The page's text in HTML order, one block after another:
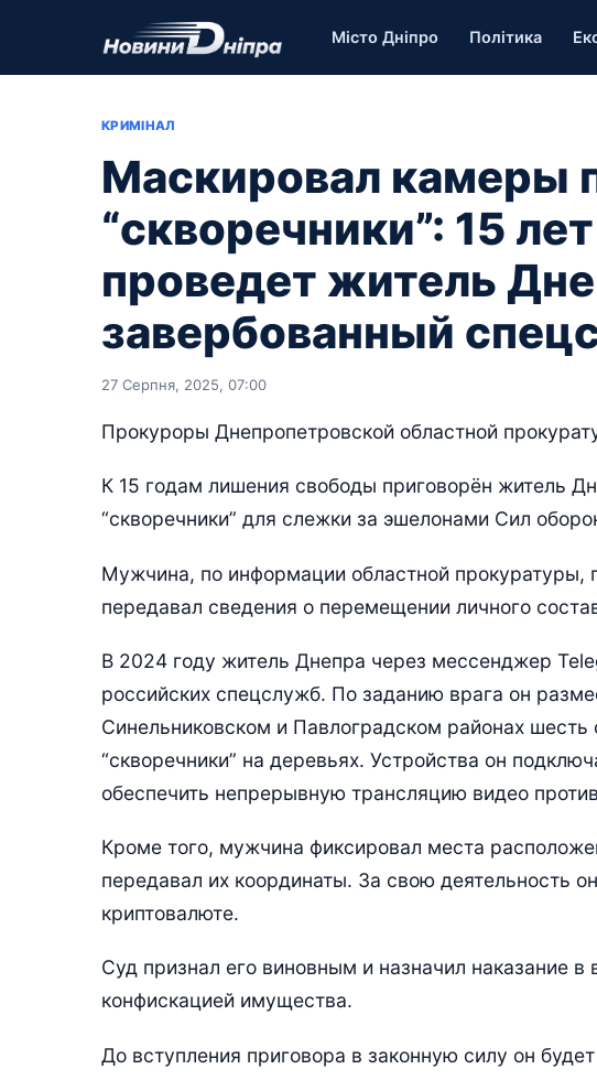
Місто Дніпро Політика
КРИМІНАЛ
Маскировал камеры
“скворечники”: 15
проведет житель
завербованный
27 Серпня, 2025, 07:00
Прокуроры Днепропетровской областной
К 15 годам лишения свободы приговорён житель
“скворечники” для слежки за эшелонами Сил
Мужчина, по информации областной прокуратуры,
передавал сведения о перемещении личного
В 2024 году житель Днепра через мессенджер
российских спецслужб. По заданию врага он
Синельниковском и Павлоградском районах
“скворечники” на деревьях. Устройства он
обеспечить непрерывную трансляцию видео
Кроме того, мужчина фиксировал места
передавал их координаты. За свою деятельность
криптовалюте.
Суд признал его виновным и назначил наказание
конфискацией имущества.
До вступления приговора в законную силу он